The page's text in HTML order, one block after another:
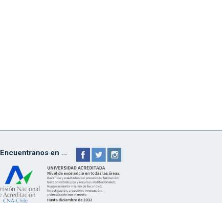
Encuentranos en ...